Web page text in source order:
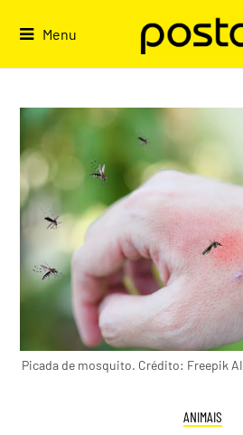
Menu
Picada de mosquito. Crédito: Freepik AI
ANIMAIS